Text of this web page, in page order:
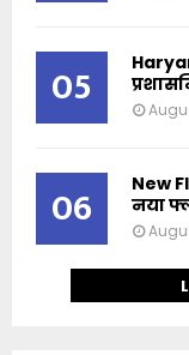
05
06
New
नया